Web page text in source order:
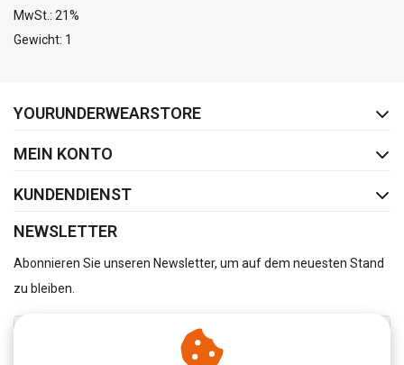
MwSt.: 21%
Gewicht: 1
YOURUNDERWEARSTORE
MEIN KONTO
KUNDENDIENST
NEWSLETTER
Abonnieren Sie unseren Newsletter, um auf dem neuesten Stand
zu bleiben.